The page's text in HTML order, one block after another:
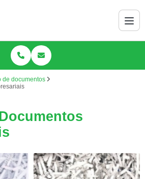
de documentos